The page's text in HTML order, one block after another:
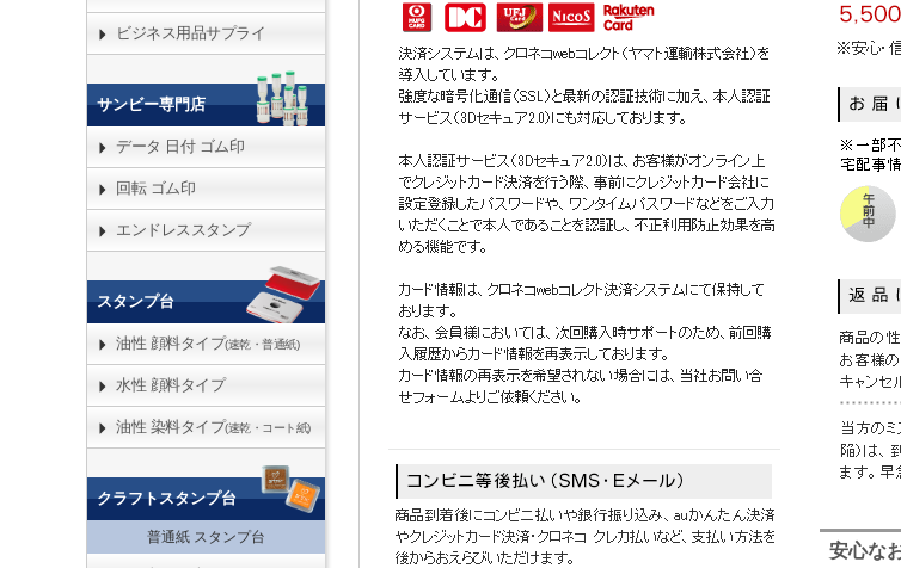
安心な
ビジネス用品サプライ
サンビー専門店
データ 日付 ゴム印
回転 ゴム印
エンドレススタンプ
スタンプ台
油性 顔料タイプ(速乾・普通紙)
水性 顔料タイプ
油性 染料タイプ(速乾・コート紙)
クラフトスタンプ台
普通紙 スタンプ台